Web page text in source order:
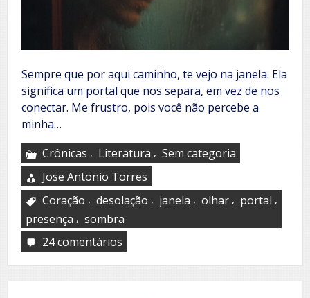
Sempre que por aqui caminho, te vejo na janela. Ela
significa um portal que nos separa, em vez de nos
conectar. Me frustro, pois você não percebe a
minha…
Crônicas , Literatura , Sem categoria
Jose Antonio Torres
Coração , desolação , janela , olhar , portal ,
presença , sombra
24 comentários
janela